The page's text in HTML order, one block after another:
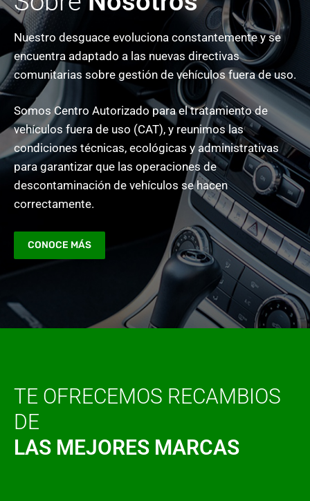
Nuestro desguace evoluciona constantemente y se
encuentra adaptado a las nuevas directivas
comunitarias sobre gestión de vehículos fuera de uso.
Somos Centro Autorizado para el tratamiento de
vehículos fuera de uso (CAT), y reunimos las
condiciones técnicas, ecológicas y administrativas
para garantizar que las operaciones de
descontaminación de vehículos se hacen
correctamente.
CONOCE MÁS
TE OFRECEMOS RECAMBIOS
DE
LAS MEJORES MARCAS